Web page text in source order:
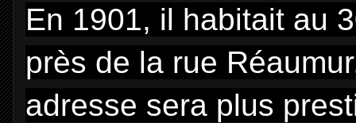
En 1901, il habitait au
près de la rue
adresse sera plus